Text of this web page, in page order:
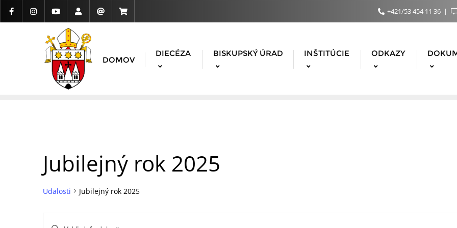
+421/53 454 11 36
DOMOV
DIECÉZA BISKUPSKÝ ÚRAD INŠTITÚCIE ODKAZY
Jubilejný rok 2025
Udalosti Jubilejný rok 2025
Udalosti
Enter